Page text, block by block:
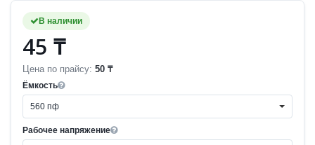
В наличии
45 ₸
Цена по прайсу: 50 ₸
Ёмкость
560 пф
Рабочее напряжение